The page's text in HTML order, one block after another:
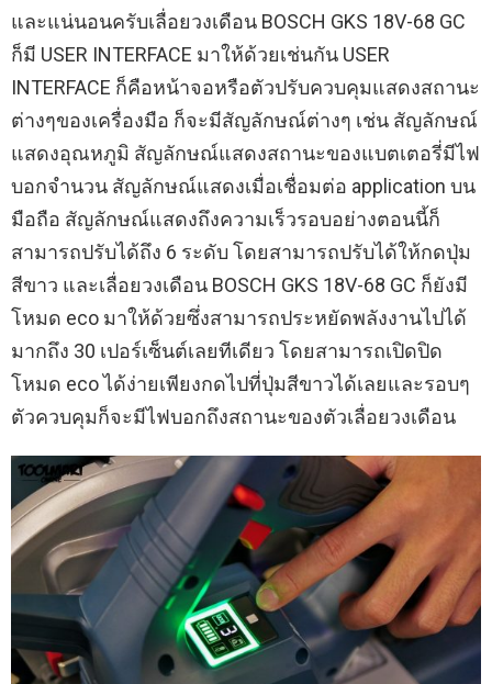
และแน่นอนครับเลื่อยวงเดือน BOSCH GKS 18V-68 GC
ก็มี USER INTERFACE มาให้ด้วยเช่นกัน USER
INTERFACE ก็คือหน้าจอหรือตัวปรับควบคุมแสดงสถานะ
ต่างๆของเครื่องมือ ก็จะมีสัญลักษณ์ต่างๆ เช่น สัญลักษณ์
แสดงอุณหภูมิ สัญลักษณ์แสดงสถานะของแบตเตอรี่มีไฟ
บอกจำนวน สัญลักษณ์แสดงเมื่อเชื่อมต่อ application บน
มือถือ สัญลักษณ์แสดงถึงความเร็วรอบอย่างตอนนี้ก็
สามารถปรับได้ถึง 6 ระดับ โดยสามารถปรับได้ให้กดปุ่ม
สีขาว และเลื่อยวงเดือน BOSCH GKS 18V-68 GC ก็ยังมี
โหมด eco มาให้ด้วยซึ่งสามารถประหยัดพลังงานไปได้
มากถึง 30 เปอร์เซ็นต์เลยทีเดียว โดยสามารถเปิดปิด
โหมด eco ได้ง่ายเพียงกดไปที่ปุ่มสีขาวได้เลยและรอบๆ
ตัวควบคุมก็จะมีไฟบอกถึงสถานะของตัวเลื่อยวงเดือน